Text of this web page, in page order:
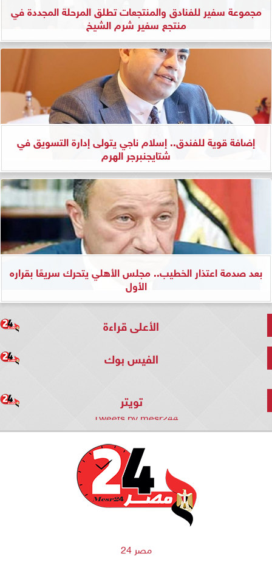
مجموعة سفير للفنادق والمنتجعات تطلق المرحلة المجددة في
منتجع سفير شرم الشيخ
إضافة قوية للفندق.. إسلام ناجي يتولى إدارة التسويق في
شتايجنبرجر الهرم
بعد صدمة اعتذار الخطيب.. مجلس الأهلي يتحرك سريعًا بقراره
الأول
الأعلى قراءة
الفيس بوك
تويتر
Tweets by mesr244
مصر 24